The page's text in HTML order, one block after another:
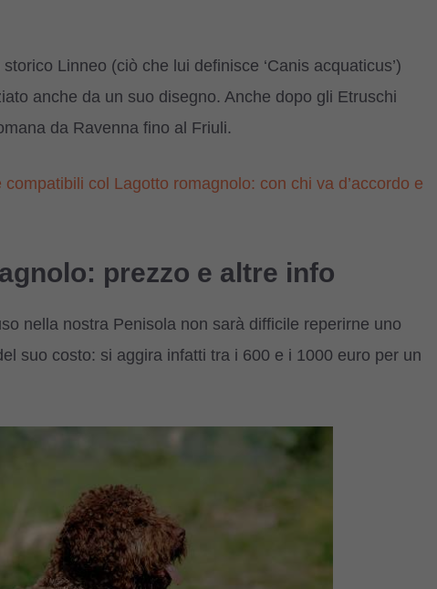
Linneo (ciò che lui definisce ‘Canis acquaticus’)
anche da un suo disegno. Anche dopo gli Etruschi
da Ravenna fino al Friuli.
compatibili col Lagotto romagnolo: con chi va d’accordo e
prezzo e altre info
nella nostra Penisola non sarà difficile reperirne uno
suo costo: si aggira infatti tra i 600 e i 1000 euro per un